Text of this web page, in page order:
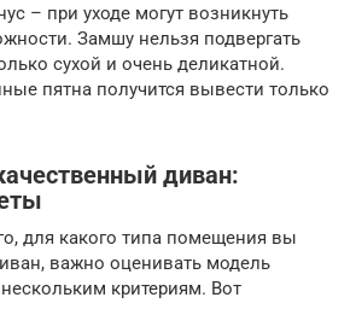
– при уходе могут возникнуть
Замшу нельзя подвергать
сухой и очень деликатной.
пятна получится вывести только
диван:
для какого типа помещения вы
важно оценивать модель
критериям. Вот